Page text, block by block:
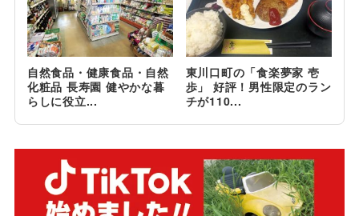
自然食品・健康食品・自然
化粧品 長寿園 健やかな暮
らしに役立...
東川口町の「食楽夢家 壱
歩」 好評！男性限定のラン
チが110...